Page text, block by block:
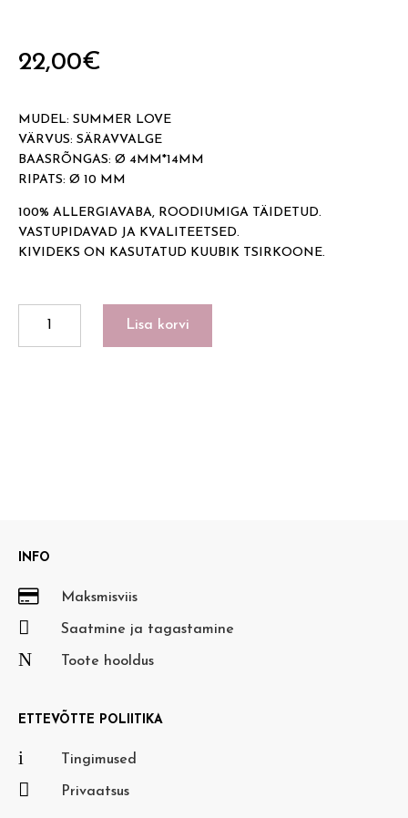
22,00€
MUDEL: SUMMER LOVE
VÄRVUS: SÄRAVVALGE
BAASRÕNGAS: Ø 4MM*14MM
RIPATS: Ø 10 MM
100% ALLERGIAVABA, ROODIUMIGA TÄIDETUD.
VASTUPIDAVAD JA KVALITEETSED.
KIVIDEKS ON KASUTATUD KUUBIK TSIRKOONE.
Lisa korvi
INFO
 Maksmisviis
 Saatmine ja tagastamine
N Toote hooldus
ETTEVÕTTE POLIITIKA
i Tingimused
 Privaatsus